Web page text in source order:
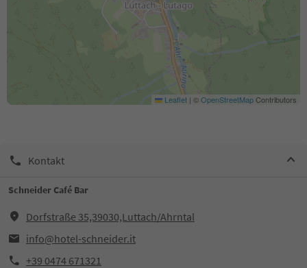
Leaflet | ©OpenStreetMapContributors
Kontakt
Schneider Café Bar
Dorfstraße 35,39030,Luttach/Ahrntal
info@hotel-schneider.it
+39 0474 671321